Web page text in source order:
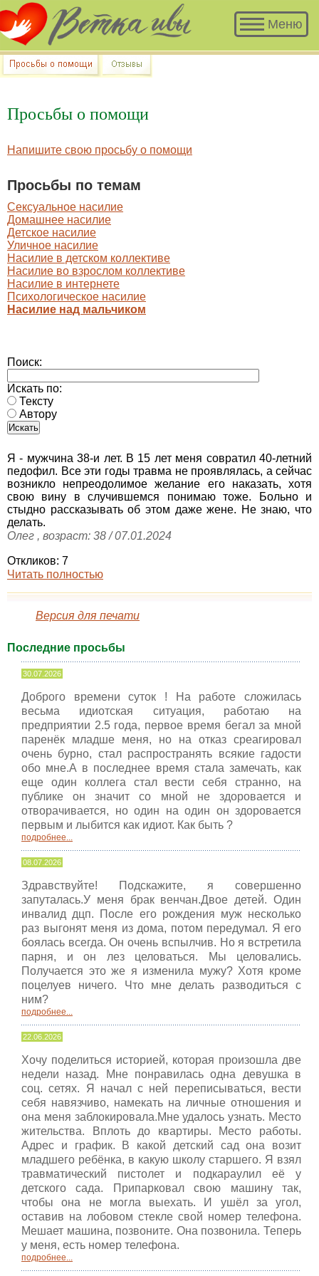
Меню
Просьбы о помощи
Напишите свою просьбу о помощи
Просьбы по темам
Сексуальное насилие
Домашнее насилие
Детское насилие
Уличное насилие
Насилие в детском коллективе
Насилие во взрослом коллективе
Насилие в интернете
Психологическое насилие
Насилие над мальчиком
Поиск:
Искать по:
Тексту
Автору
Я - мужчина 38-и лет. В 15 лет меня совратил 40-летний
педофил. Все эти годы травма не проявлялась, а сейчас
возникло непреодолимое желание его наказать, хотя
свою вину в случившемся понимаю тоже. Больно и
стыдно рассказывать об этом даже жене. Не знаю, что
делать.
Олег , возраст: 38 / 07.01.2024
Откликов: 7
Читать полностью
Версия для печати
Последние просьбы
30.07.2026
Доброго времени суток ! На работе сложилась
весьма идиотская ситуация, работаю на
предприятии 2.5 года, первое время бегал за мной
паренёк младше меня, но на отказ среагировал
очень бурно, стал распространять всякие гадости
обо мне.А в последнее время стала замечать, как
еще один коллега стал вести себя странно, на
публике он значит со мной не здоровается и
отворачивается, но один на один он здоровается
первым и лыбится как идиот. Как быть ?
подробнее...
08.07.2026
Здравствуйте! Подскажите, я совершенно
запуталась.У меня брак венчан.Двое детей. Один
инвалид дцп. После его рождения муж несколько
раз выгонят меня из дома, потом передумал. Я его
боялась всегда. Он очень вспылчив. Но я встретила
парня, и он лез целоваться. Мы целовались.
Получается это же я изменила мужу? Хотя кроме
поцелуев ничего. Что мне делать разводиться с
ним?
подробнее...
22.06.2026
Хочу поделиться историей, которая произошла две
недели назад. Мне понравилась одна девушка в
соц. сетях. Я начал с ней переписываться, вести
себя навязчиво, намекать на личные отношения и
она меня заблокировала.Мне удалось узнать. Место
жительства. Вплоть до квартиры. Место работы.
Адрес и график. В какой детский сад она возит
младшего ребёнка, в какую школу старшего. Я взял
травматический пистолет и подкараулил её у
детского сада. Припарковал свою машину так,
чтобы она не могла выехать. И ушёл за угол,
оставив на лобовом стекле свой номер телефона.
Мешает машина, позвоните. Она позвонила. Теперь
у меня, есть номер телефона.
подробнее...